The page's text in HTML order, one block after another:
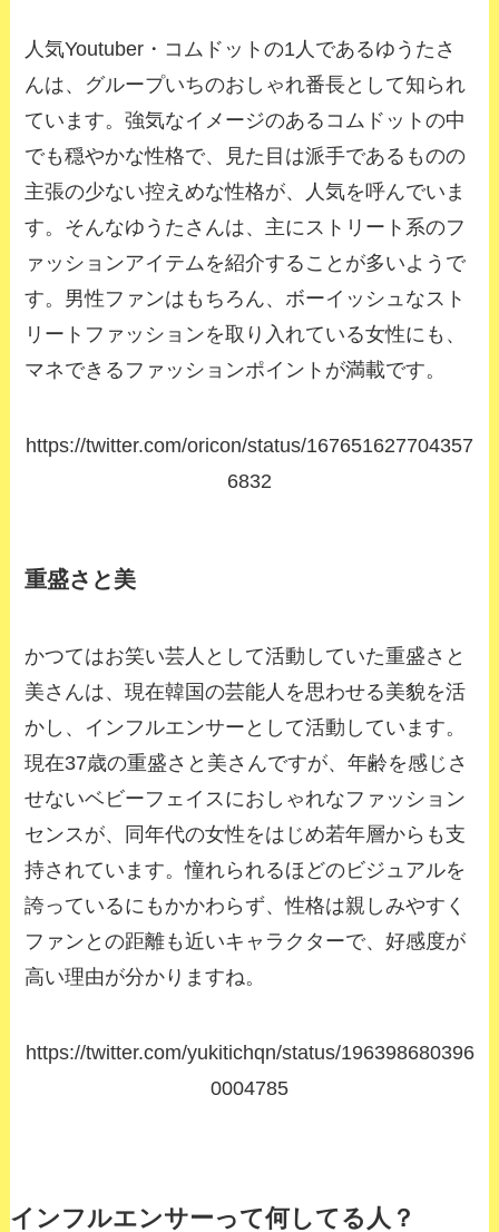
人気Youtuber・コムドットの1人であるゆうたさ
んは、グループいちのおしゃれ番長として知られ
ています。強気なイメージのあるコムドットの中
でも穏やかな性格で、見た目は派手であるものの
主張の少ない控えめな性格が、人気を呼んでいま
す。そんなゆうたさんは、主にストリート系のフ
ァッションアイテムを紹介することが多いようで
す。男性ファンはもちろん、ボーイッシュなスト
リートファッションを取り入れている女性にも、
マネできるファッションポイントが満載です。
https://twitter.com/oricon/status/167651627704357
6832
重盛さと美
かつてはお笑い芸人として活動していた重盛さと
美さんは、現在韓国の芸能人を思わせる美貌を活
かし、インフルエンサーとして活動しています。
現在37歳の重盛さと美さんですが、年齢を感じさ
せないベビーフェイスにおしゃれなファッション
センスが、同年代の女性をはじめ若年層からも支
持されています。憧れられるほどのビジュアルを
誇っているにもかかわらず、性格は親しみやすく
ファンとの距離も近いキャラクターで、好感度が
高い理由が分かりますね。
https://twitter.com/yukitichqn/status/196398680396
0004785
インフルエンサーって何してる人？